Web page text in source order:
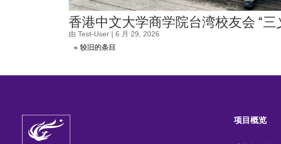
香港中文大学商学院台湾校友会 “
由Test-User |6 月 29, 2026
« 较旧的条目
项目概览